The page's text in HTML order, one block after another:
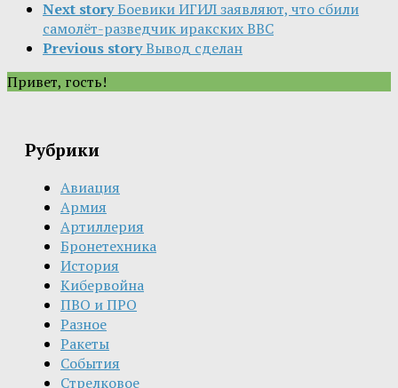
Next storyБоевики ИГИЛ заявляют, что сбили
самолёт-разведчик иракских ВВС
Previous storyВывод сделан
Привет, гость!
Рубрики
Авиация
Армия
Артиллерия
Бронетехника
История
Кибервойна
ПВО и ПРО
Разное
Ракеты
События
Стрелковое